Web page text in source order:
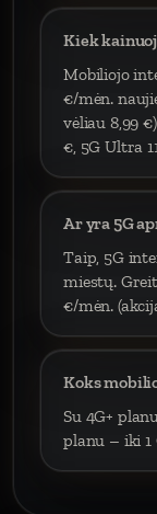
Kiek
Mobiliojo
€/mėn.
vėliau 8,99
€, 5G Ultra
Ar yra 5G
Taip, 5G
miestų.
€/mėn.
Koks
Su 4G+
planu – iki 1